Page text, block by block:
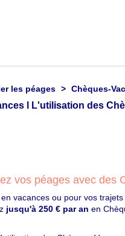
les péages Chèques-
vos péages avec des
vacances ou pour vos
jusqu'à 250 € par an en